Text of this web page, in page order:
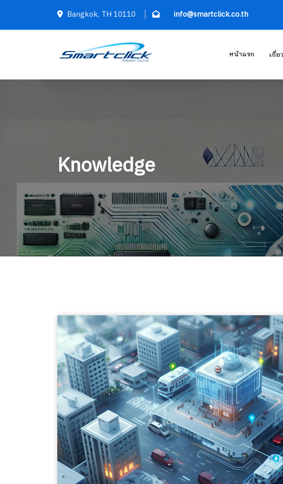
Bangkok, TH 10110 info@smartclick.co.th
หน้าแรก เกี่ย
Knowledge